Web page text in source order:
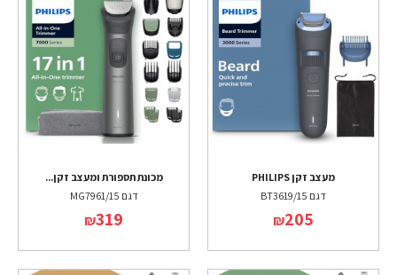
מעצב זקן PHILIPS
דגם BT3619/15
₪205
מכונת תספורת ומעצב זקן...
דגם MG7961/15
₪319